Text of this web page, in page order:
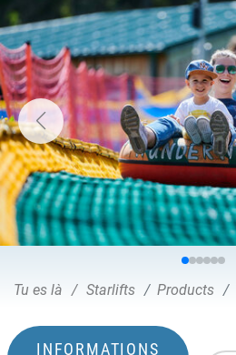
Tu es là Starlifts Products
INFORMATIONS